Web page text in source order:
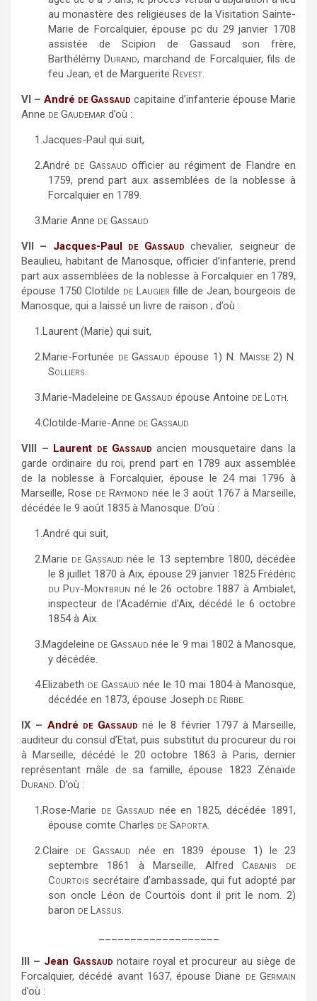
au monastère des religieuses de la Visitation Sainte-
Marie de Forcalquier, épouse pc du 29 janvier 1708
assistée de Scipion de Gassaud son frère,
BarthélémyDurand, marchand de Forcalquier, fils de
feu Jean, et de Marguerite Revest.
VI – André de Gassaud capitaine d’infanterie épouse Marie
Anne de Gaudemar d’où :
1.Jacques-Paul qui suit,
2.André de Gassaud officier au régiment de Flandre en
1759, prend part aux assemblées de la noblesse à
Forcalquier en 1789.
3.Marie Anne de Gassaud
VII – Jacques-Paul de Gassaud chevalier, seigneur de
Beaulieu, habitant de Manosque, officier d’infanterie, prend
part aux assemblées de la noblesse à Forcalquier en 1789,
épouse 1750 Clotilde de Laugier fille de Jean, bourgeois de
Manosque, qui a laissé un livre de raison ; d’où :
1.Laurent (Marie) qui suit,
2.Marie-Fortunée de Gassaud épouse 1) N. Maisse2) N.
Solliers.
3.Marie-Madeleine de Gassaud épouse Antoine de Loth.
4.Clotilde-Marie-Anne de Gassaud
VIII – Laurent de Gassaud ancien mousquetaire dans la
garde ordinaire du roi, prend part en 1789 aux assemblée
de la noblesse à Forcalquier, épouse le 24 mai 1796 à
Marseille, Rose de Raymond née le 3 août 1767 à Marseille,
décédée le 9 août 1835 à Manosque. D’où :
1.André qui suit,
2.Marie de Gassaud née le 13 septembre 1800, décédée
le 8 juillet 1870 à Aix, épouse 29 janvier 1825 Frédéric
du Puy-Montbrun né le 26 octobre 1887 à Ambialet,
inspecteur de l’Académie d’Aix, décédé le 6 octobre
1854 à Aix.
3.Magdeleine de Gassaud née le 9 mai 1802 à Manosque,
y décédée.
4.Elizabeth de Gassaud née le 10 mai 1804 à Manosque,
décédée en 1873, épouse Joseph de Ribbe.
IX – André de Gassaud né le 8 février 1797 à Marseille,
auditeur du consul d’Etat, puis substitut du procureur du roi
à Marseille, décédé le 20 octobre 1863 à Paris, dernier
représentant mâle de sa famille, épouse 1823 Zénaïde
Durand. D’où :
1.Rose-Marie de Gassaud née en 1825, décédée 1891,
épouse comte Charles de Saporta.
2.Claire de Gassaud née en 1839 épouse 1) le 23
septembre 1861 à Marseille, AlfredCabanis
de
Courtois secrétaire d’ambassade, qui fut adopté par
son oncle Léon de Courtois dont il prit le nom. 2)
baron de Lassus.
III – Jean Gassaud notaire royal et procureur au siège de
Forcalquier, décédé avant 1637, épouse Diane de Germain
d’où :